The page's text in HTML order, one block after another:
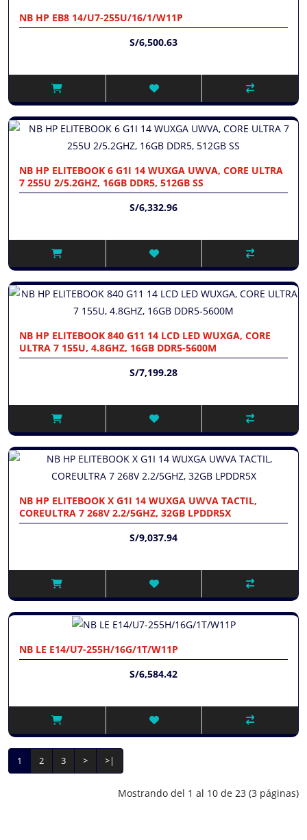
NB HP EB8 14/U7-255U/16/1/W11P
S/6,500.63
NB HP ELITEBOOK 6 G1I 14 WUXGA UWVA, CORE ULTRA
7 255U 2/5.2GHZ, 16GB DDR5, 512GB SS
S/6,332.96
NB HP ELITEBOOK 840 G11 14 LCD LED WUXGA, CORE
ULTRA 7 155U, 4.8GHZ, 16GB DDR5-5600M
S/7,199.28
NB HP ELITEBOOK X G1I 14 WUXGA UWVA TACTIL,
COREULTRA 7 268V 2.2/5GHZ, 32GB LPDDR5X
S/9,037.94
NB LE E14/U7-255H/16G/1T/W11P
S/6,584.42
1 2 3 > >|
Mostrando del 1 al 10 de 23 (3 páginas)